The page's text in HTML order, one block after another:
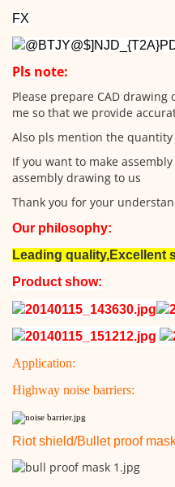
FX
Pls note:
Please prepare CAD
me so that we provide
Also pls mention the
If you want to make
assembly drawing to us
Thank you for your
Our philosophy:
Leading quality,Excellent
Product show:
Application:
Highway noise barriers:
Riot shield/Bullet proof